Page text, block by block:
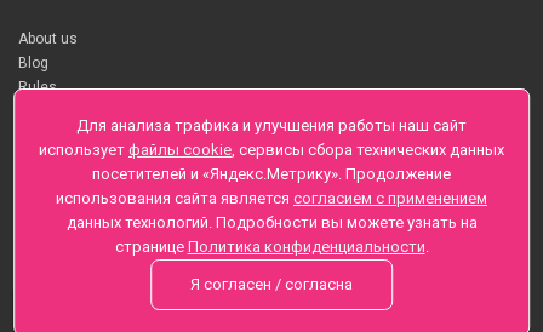
About us
Blog
Rules
About flower Delivery
Payment
Telegramm
Sankt-Peterburg, Zaozernaya 6
+7 (812) 425-01-16
Questions? Call 24 hours
Для анализа трафика и улучшения работы наш сайт
использует файлы cookie, сервисы сбора технических данных
посетителей и «Яндекс.Метрику». Продолжение
использования сайта является согласием с применением
данных технологий. Подробности вы можете узнать на
странице Политика конфиденциальности.
Я согласен / согласна